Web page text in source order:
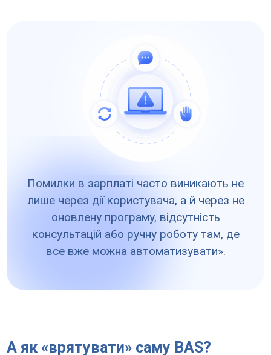
Помилки в зарплаті часто виникають не
лише через дії користувача, а й через не
оновлену програму, відсутність
консультацій або ручну роботу там, де
все вже можна автоматизувати».
А як «врятувати» саму BAS?